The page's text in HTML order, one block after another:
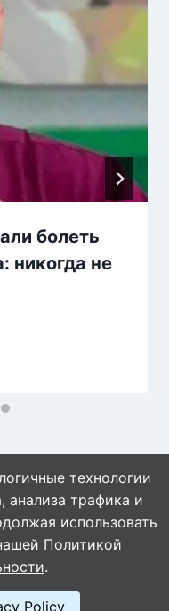
болеть
никогда не
технологии
анализа трафика и
использовать
Политикой
.
Policy